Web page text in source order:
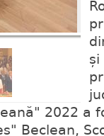
și
2022 a
Beclean,